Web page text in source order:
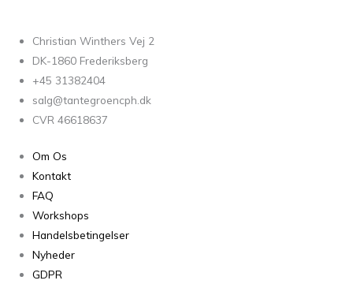
Christian Winthers Vej 2
DK-1860 Frederiksberg
+45 31382404
salg@tantegroencph.dk
CVR 46618637
Om Os
Kontakt
FAQ
Workshops
Handelsbetingelser
Nyheder
GDPR